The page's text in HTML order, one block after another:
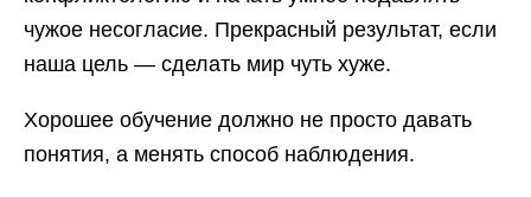
чужое несогласие. Прекрасный результат, если
наша цель — сделать мир чуть хуже.
Хорошее обучение должно не просто давать
понятия, а менять способ наблюдения.